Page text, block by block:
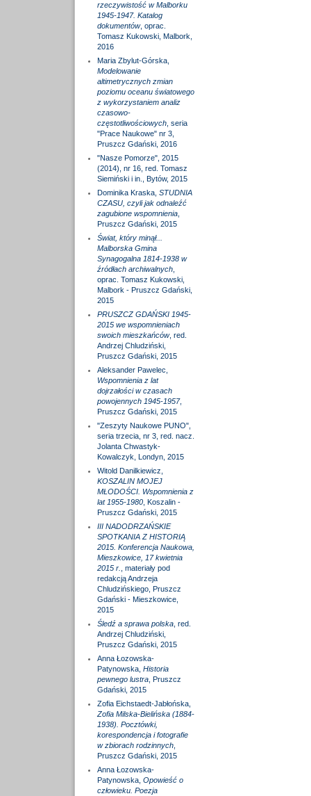
rzeczywistość w Malborku
1945-1947. Katalog
dokumentów, oprac.
Tomasz Kukowski, Malbork,
2016
Maria Zbylut-Górska,
Modelowanie
altimetrycznych zmian
poziomu oceanu światowego
z wykorzystaniem analiz
czasowo-
częstotliwościowych, seria
"Prace Naukowe" nr 3,
Pruszcz Gdański, 2016
"Nasze Pomorze", 2015
(2014), nr 16, red. Tomasz
Siemiński i in., Bytów, 2015
Dominika Kraska, STUDNIA
CZASU, czyli jak odnaleźć
zagubione wspomnienia,
Pruszcz Gdański, 2015
Świat, który minął...
Malborska Gmina
Synagogalna 1814-1938 w
źródłach archiwalnych,
oprac. Tomasz Kukowski,
Malbork - Pruszcz Gdański,
2015
PRUSZCZ GDAŃSKI 1945-
2015 we wspomnieniach
swoich mieszkańców, red.
Andrzej Chludziński,
Pruszcz Gdański, 2015
Aleksander Pawelec,
Wspomnienia z lat
dojrzałości w czasach
powojennych 1945-1957,
Pruszcz Gdański, 2015
"Zeszyty Naukowe PUNO",
seria trzecia, nr 3, red. nacz.
Jolanta Chwastyk-
Kowalczyk, Londyn, 2015
Witold Danilkiewicz,
KOSZALIN MOJEJ
MŁODOŚCI. Wspomnienia z
lat 1955-1980, Koszalin -
Pruszcz Gdański, 2015
III NADODRZAŃSKIE
SPOTKANIA Z HISTORIĄ
2015. Konferencja Naukowa,
Mieszkowice, 17 kwietnia
2015 r.
, materiały pod
redakcją Andrzeja
Chludzińskiego, Pruszcz
Gdański - Mieszkowice,
2015
Śledź a sprawa polska, red.
Andrzej Chludziński,
Pruszcz Gdański, 2015
Anna Łozowska-
Patynowska, Historia
pewnego lustra, Pruszcz
Gdański, 2015
Zofia Eichstaedt-Jabłońska,
Zofia Milska-Bielińska (1884-
1938). Pocztówki,
korespondencja i fotografie
w zbiorach rodzinnych,
Pruszcz Gdański, 2015
Anna Łozowska-
Patynowska, Opowieść o
człowieku. Poezja